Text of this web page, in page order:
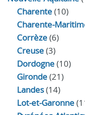
Charente(10)
Charente-
Corrèze(6)
Creuse(3)
Dordogne(10)
Gironde(21)
Landes(14)
Lot-et-Garonne